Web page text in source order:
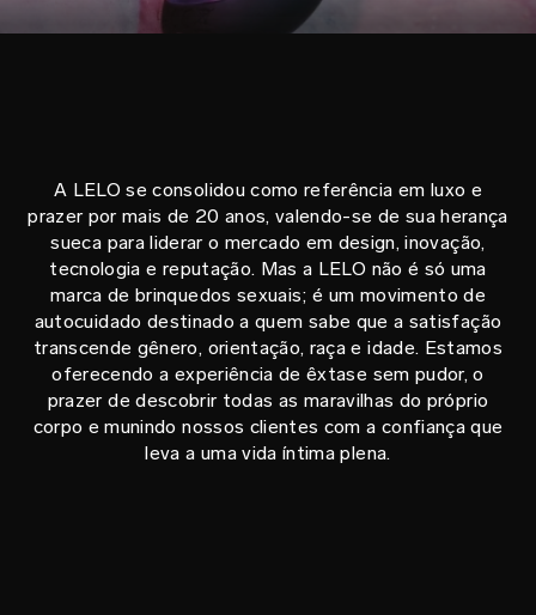
A LELO se consolidou como referência em luxo e
prazer por mais de 20 anos, valendo-se de sua herança
sueca para liderar o mercado em design, inovação,
tecnologia e reputação. Mas a LELO não é só uma
marca de brinquedos sexuais; é um movimento de
autocuidado destinado a quem sabe que a satisfação
transcende gênero, orientação, raça e idade. Estamos
oferecendo a experiência de êxtase sem pudor, o
prazer de descobrir todas as maravilhas do próprio
corpo e munindo nossos clientes com a confiança que
leva a uma vida íntima plena.